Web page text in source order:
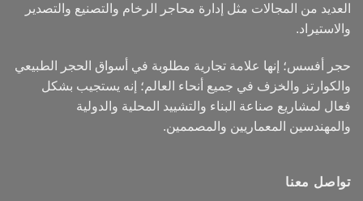
العديد من المجالات مثل إدارة محاجر الرخام والتصنيع والتصدير
والاستيراد.
حجر أفسس؛ إنها علامة تجارية مطلوبة في أسواق الحجر الطبيعي
والكوارتز والخزف في جميع أنحاء العالم؛ إنه يستجيب بشكل
فعال لمشاريع صناعة البناء والتشييد المحلية والدولية
والمهندسين المعماريين والمصممين.
تواصل معنا